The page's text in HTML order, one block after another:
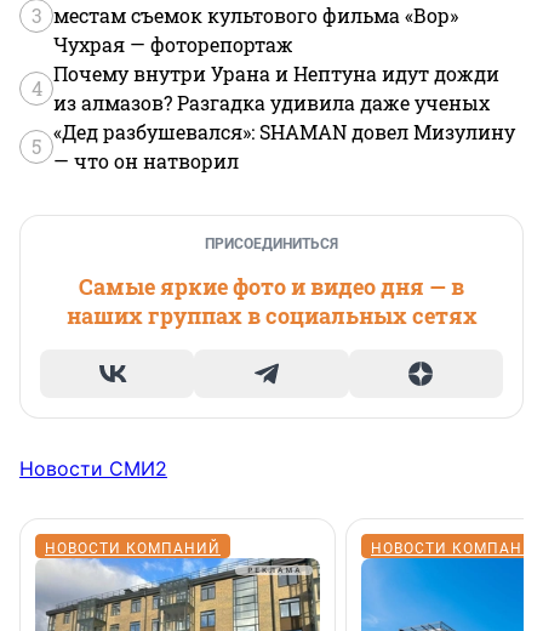
3 местам съемок культового фильма «Вор»
Чухрая — фоторепортаж
4
Почему внутри Урана и Нептуна идут дожди
из алмазов? Разгадка удивила даже ученых
5
«Дед разбушевался»: SHAMAN довел Мизулину
— что он натворил
ПРИСОЕДИНИТЬСЯ
Самые яркие фото и видео дня — в
наших группах в социальных сетях
Новости СМИ2
НОВОСТИ КОМПАНИЙ НОВОСТИ